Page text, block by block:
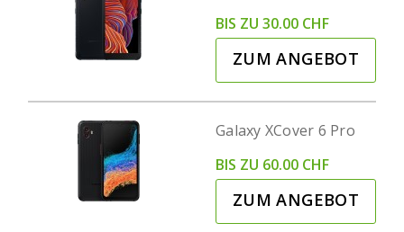
BIS ZU 30.00 CHF
ZUM ANGEBOT
Galaxy XCover 6 Pro
BIS ZU 60.00 CHF
ZUM ANGEBOT